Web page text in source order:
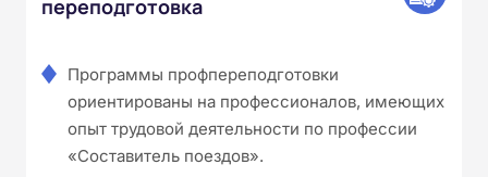
переподготовка
Программы профпереподготовки
ориентированы на профессионалов, имеющих
опыт трудовой деятельности по профессии
«Составитель поездов».